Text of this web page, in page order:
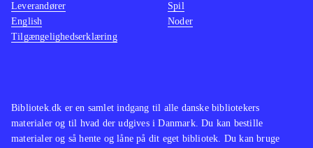
Bibliotek.dk er en samlet indgang til alle danske bibliotekers
materialer og til hvad der udgives i Danmark. Du kan bestille
materialer og så hente og låne på dit eget bibliotek. Du kan bruge
Leverandører
English
Tilgængelighedserklæring
Spil
Noder